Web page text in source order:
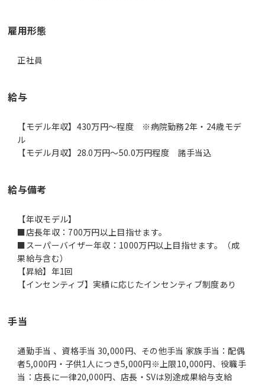
雇用形態
正社員
給与
【モデル年収】430万円〜程度 ※病院勤務2年・24歳モデ
ル
【モデル月収】28.0万円〜50.0万円程度 諸手当込
給与備考
【年収モデル】
■店長年収：700万円以上目指せます。
■スーパーバイザー年収：1000万円以上目指せます。（成
果給与含む）
【昇給】年1回
【インセンティブ】実績に応じたインセンティブ制度あり
手当
通勤手当 、資格手当 30,000円、その他手当 家族手当：配偶
者5,000円・子供1人につき5,000円※上限10,000円、役職手
当：店長に一律20,000円、店長・SVは別途成果給与支給